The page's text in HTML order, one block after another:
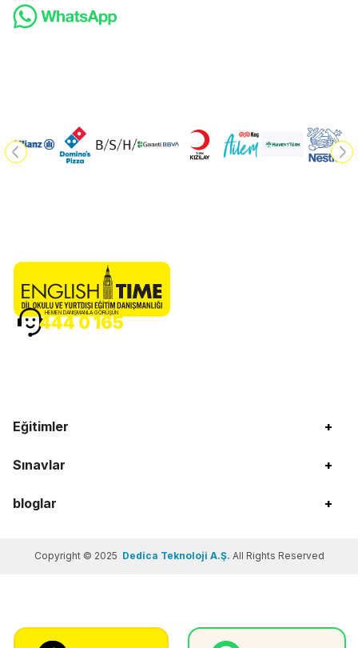
Eğitimler +
Sınavlar +
bloglar +
HEMEN DANIŞMANLA GÖRÜŞÜN
444 0 165
Copyright © 2025 Dedica Teknoloji A.Ş. All Rights Reserved